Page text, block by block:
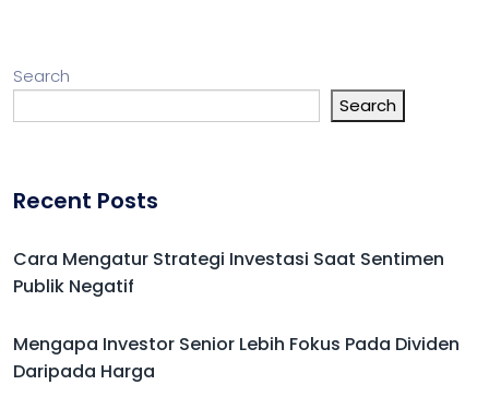
Search
Search
Recent Posts
Cara Mengatur Strategi Investasi Saat Sentimen
Publik Negatif
Mengapa Investor Senior Lebih Fokus Pada Dividen
Daripada Harga